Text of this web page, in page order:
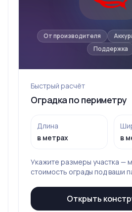
От производителя
Поддержка
Быстрый расчёт
Оградка по периметру
Длина
в метрах
в
Укажите размеры участка —
стоимость ограды под ваши
Открыть